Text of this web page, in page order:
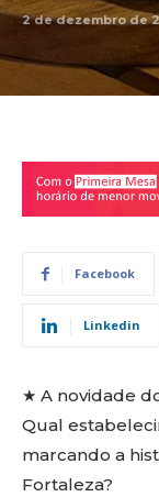
2 de dezembro de
Facebook
Linkedin
★ A novidade
Qual
marcando a
Fortaleza?